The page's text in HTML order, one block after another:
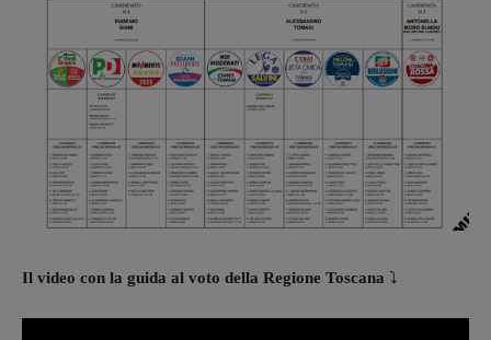
Il video con la guida al voto della Regione Toscana ⤵️